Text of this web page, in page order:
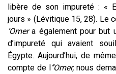
libère de son impureté : «
jours » (Lévitique 15, 28). Le
‘Omera également pour but
d’impureté qui avaient
Égypte. Aujourd’hui, de
compte de l’‘Omer,nous